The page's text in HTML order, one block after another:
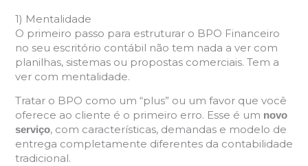
1) Mentalidade
O primeiro passo para estruturar o BPO Financeiro
no seu escritório contábil não tem nada a ver com
planilhas, sistemas ou propostas comerciais. Tem a
ver com mentalidade.
Tratar o BPO como um “plus” ou um favor que você
oferece ao cliente é o primeiro erro. Esse é um novo
serviço, com características, demandas e modelo de
entrega completamente diferentes da contabilidade
tradicional.